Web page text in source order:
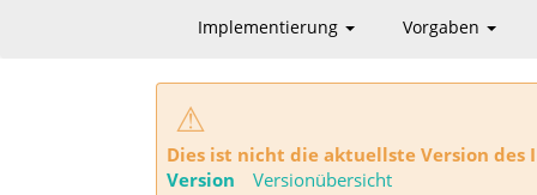
Implementierung Vorgaben
⚠
Dies ist nicht die aktuellste Version des
Version
Versionübersicht